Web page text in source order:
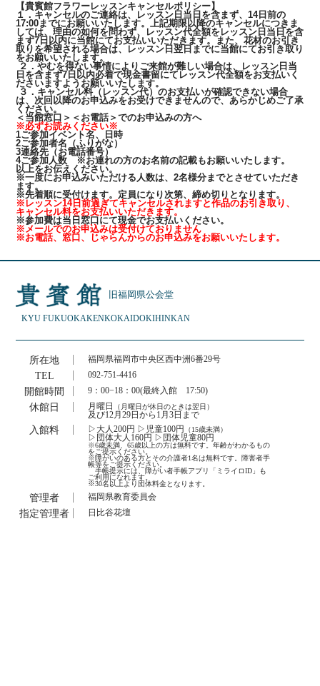
【貴賓館フラワーレッスンキャンセルポリシー】
１．キャンセルのご連絡は、レッスン日当日を含まず、14日前の
17:00までにお願いいたします。上記期限以降のキャンセルにつきま
しては、理由の如何を問わず、レッスン代全額をレッスン日当日を含
まず7日以内に当館にてお支払いいただきます。また、花材のお引き
取りを希望される場合は、レッスン日翌日までに当館にてお引き取り
をお願いいたします。
２．やむを得ない事情によりご来館が難しい場合は、レッスン日当
日を含まず7日以内必着で現金書留にてレッスン代全額をお支払いく
ださいますようお願いいたします。
３．キャンセル料（レッスン代）のお支払いが確認できない場合
は、次回以降のお申込みをお受けできませんので、あらかじめご了承
ください。
＜当館窓口＞＜お電話＞でのお申込みの方へ
※必ずお読みください※
1ご参加イベント名、日時
2ご参加者名（ふりがな）
3連絡先（お電話番号）
4ご参加人数 ※お連れの方のお名前の記載もお願いいたします。
以上をお伝えください。
※一度にお申込みいただける人数は、2名様分までとさせていただき
ます。
※先着順に受付けます。定員になり次第、締め切りとなります。
※レッスン14日前過ぎてキャンセルされますと作品のお引き取り、
キャンセル料をお支払いいただきます。
※参加費は当日窓口にて現金でお支払いください。
※メールでのお申込みは受付けておりません
※お電話、窓口、じゃらんからのお申込みをお願いいたします。
旧福岡県公会堂
KYU FUKUOKAKENKOKAIDOKIHINKAN
所在地 福岡県福岡市中央区西中洲6番29号
TEL 092-751-4416
開館時間 9：00−18：00(最終入館 17:50)
休館日 月曜日 （月曜日が休日のときは翌日）
及び12月29日から1月3日まで
入館料 ▷大人200円 ▷児童100円 （15歳未満）
▷団体大人160円 ▷団体児童80円
※6歳未満、65歳以上の方は無料です。年齢がわかるもの
をご提示ください。
※障がいのある方とその介護者1名は無料です。障害者手
帳等をご提示ください。
手帳提示には、障がい者手帳アプリ「ミライロID」も
ご利用になれます。
※30名以上より団体料金となります。
管理者 福岡県教育委員会
指定管理者 日比谷花壇